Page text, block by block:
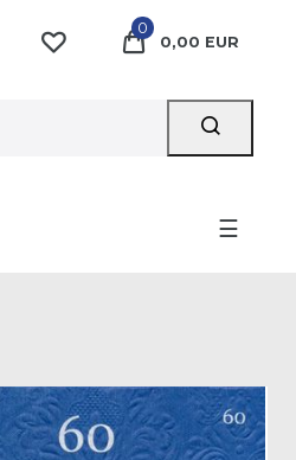
0
0,00 EUR
☰